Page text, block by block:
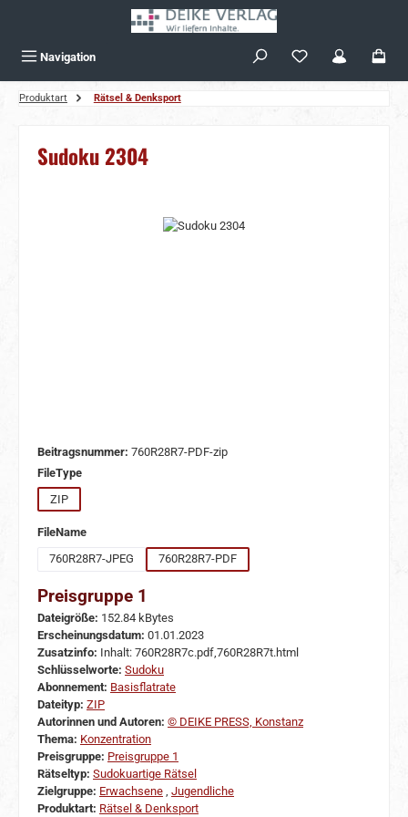
Navigation
Produktart Rätsel & Denksport
Sudoku 2304
Bildergalerie überspringen
Beitragsnummer: 760R28R7-PDF-zip
FileTypeauswählen
ZIP
FileNameauswählen
760R28R7-JPEG
760R28R7-PDF
Preisgruppe 1
Dateigröße: 152.84 kBytes
Erscheinungsdatum: 01.01.2023
Zusatzinfo: Inhalt: 760R28R7c.pdf,760R28R7t.html
Schlüsselworte: Sudoku
Abonnement: Basisflatrate
Dateityp: ZIP
Autorinnen und Autoren: © DEIKE PRESS, Konstanz
Thema: Konzentration
Preisgruppe: Preisgruppe 1
Rätseltyp: Sudokuartige Rätsel
Zielgruppe: Erwachsene Jugendliche
Produktart: Rätsel & Denksport